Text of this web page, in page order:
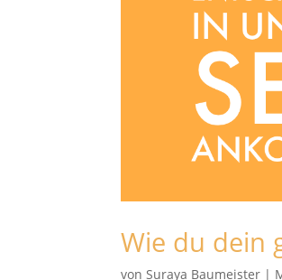
Wie du dein
vonSuraya Baumeister |